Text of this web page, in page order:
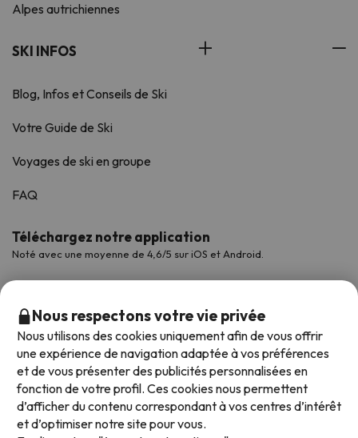
Alpes autrichiennes
SKI INFOS
Blog, Infos et Conseils de Ski
Votre Guide de Ski
Voyages de ski en groupe
FAQ
Téléchargez notre application
Noté avec une moyenne de 4,6/5 sur iOS et Android.
Modes de paiement disponibles
Nous respectons votre vie privée
Nous utilisons des cookies uniquement afin de vous offrir
une expérience de navigation adaptée à vos préférences
et de vous présenter des publicités personnalisées en
fonction de votre profil. Ces cookies nous permettent
d’afficher du contenu correspondant à vos centres d’intérêt
et d’optimiser notre site pour vous.